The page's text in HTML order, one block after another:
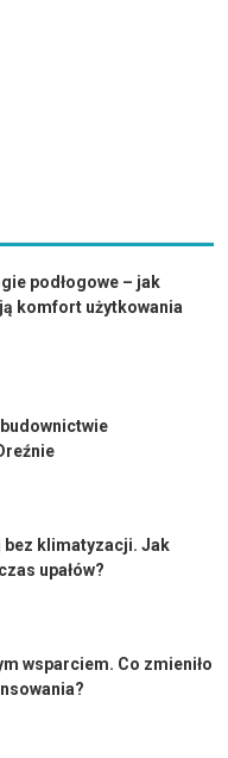
podłogowe – jak
komfort użytkowania
bez klimatyzacji. Jak
upałów?
wsparciem. Co zmieniło